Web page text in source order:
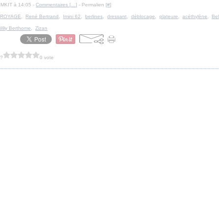
à 14:05 -Commentaires [ …] - Permalien [#]
René Bertrand Imini 62 ,berlines ,dressant ,déblocage ,plateure ,acéthylène
Berthome Zizan
0 vote